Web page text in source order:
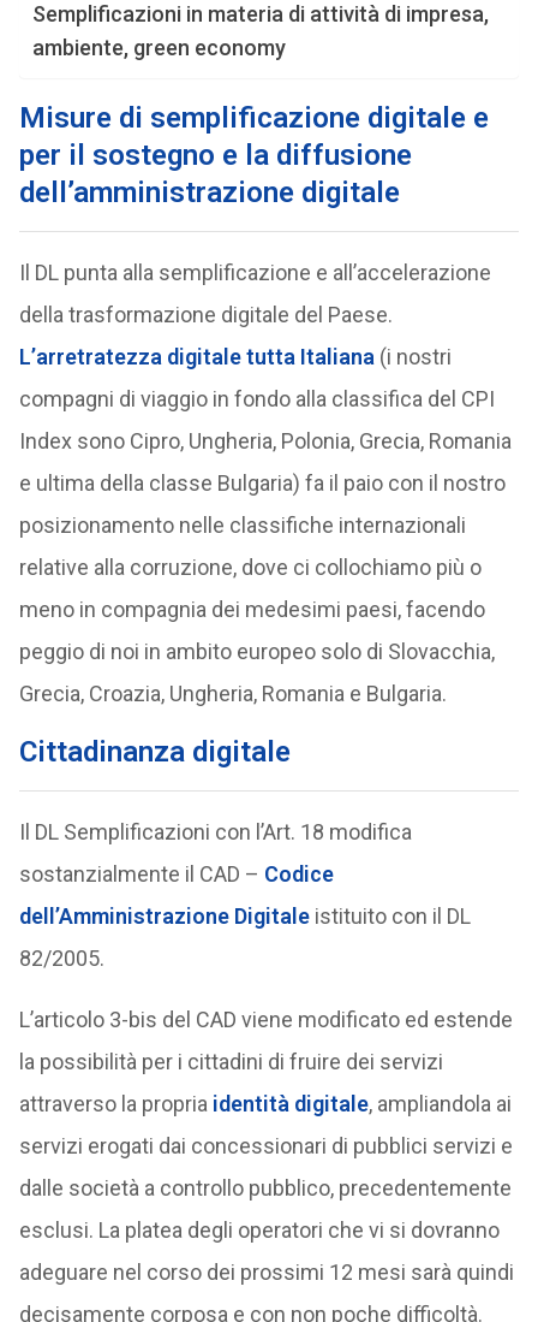
Semplificazioni in materia di attività di impresa,
ambiente, green economy
Misure di semplificazione digitale e
per il sostegno e la diffusione
dell’amministrazione digitale
Il DL punta alla semplificazione e all’accelerazione
della trasformazione digitale del Paese.
L’arretratezza digitale tutta Italiana (i nostri
compagni di viaggio in fondo alla classifica del CPI
Index sono Cipro, Ungheria, Polonia, Grecia, Romania
e ultima della classe Bulgaria) fa il paio con il nostro
posizionamento nelle classifiche internazionali
relative alla corruzione, dove ci collochiamo più o
meno in compagnia dei medesimi paesi, facendo
peggio di noi in ambito europeo solo di Slovacchia,
Grecia, Croazia, Ungheria, Romania e Bulgaria.
Cittadinanza digitale
Il DL Semplificazioni con l’Art. 18 modifica
sostanzialmente il CAD – Codice
dell’Amministrazione Digitaleistituito con il DL
82/2005.
L’articolo 3-bis del CAD viene modificato ed estende
la possibilità per i cittadini di fruire dei servizi
attraverso la propria identità digitale, ampliandola ai
servizi erogati dai concessionari di pubblici servizi e
dalle società a controllo pubblico, precedentemente
esclusi. La platea degli operatori che vi si dovranno
adeguare nel corso dei prossimi 12 mesi sarà quindi
decisamente corposa e con non poche difficoltà.